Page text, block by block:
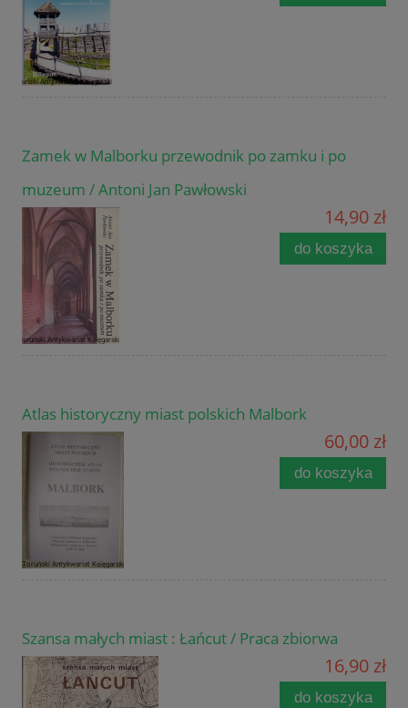
Zamek w Malborku przewodnik po zamku i po
muzeum / Antoni Jan Pawłowski
14,90 zł
do koszyka
Atlas historyczny miast polskich Malbork
60,00 zł
do koszyka
Szansa małych miast : Łańcut / Praca zbiorwa
16,90 zł
do koszyka